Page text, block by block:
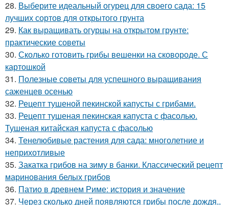
28. Выберите идеальный огурец для своего сада: 15
лучших сортов для открытого грунта
29. Как выращивать огурцы на открытом грунте:
практические советы
30. Сколько готовить грибы вешенки на сковороде. С
картошкой
31. Полезные советы для успешного выращивания
саженцев осенью
32. Рецепт тушеной пекинской капусты с грибами.
33. Рецепт тушеная пекинская капуста с фасолью.
Тушеная китайская капуста с фасолью
34. Тенелюбивые растения для сада: многолетние и
неприхотливые
35. Закатка грибов на зиму в банки. Классический рецепт
маринования белых грибов
36. Патио в древнем Риме: история и значение
37. Через сколько дней появляются грибы после дождя..